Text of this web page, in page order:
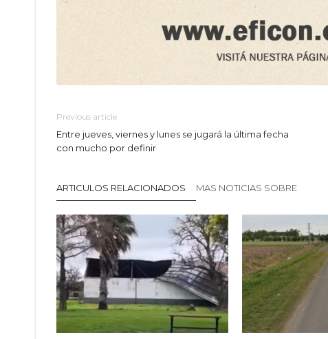
Previous article
Entre jueves, viernes y lunes se jugará la última fecha
con mucho por definir
ARTICULOS RELACIONADOS MAS NOTICIAS SOBRE